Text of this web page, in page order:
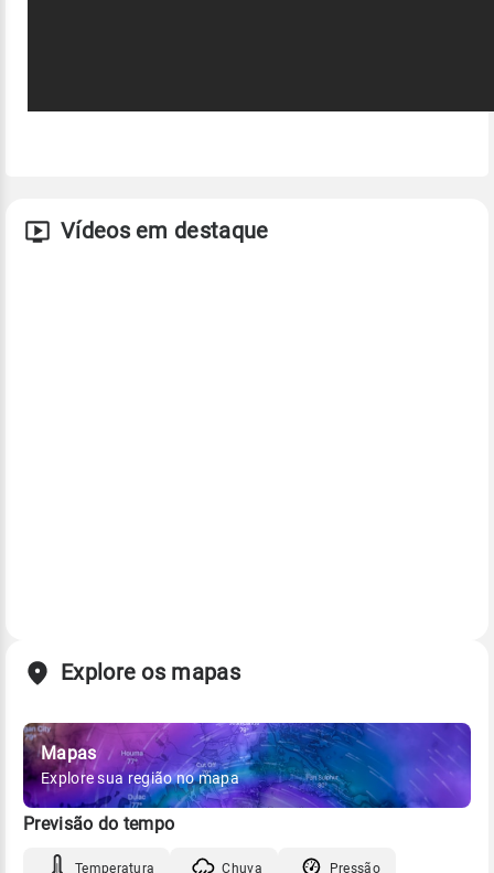
Vídeos em destaque
Explore os mapas
Mapas
Explore sua região no mapa
Previsão do tempo
Temperatura Chuva Pressão